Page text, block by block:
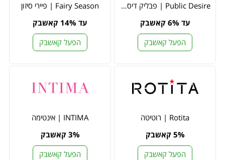
Public Desire | פבליק דיסאייר
עד 6% קאשבק
הפעל קאשבק
Fairy Season | פיירי סיזון
עד 14% קאשבק
הפעל קאשבק
Rotita | רוטיטה
5% קאשבק
הפעל קאשבק
INTIMA | אינטימה
3% קאשבק
הפעל קאשבק